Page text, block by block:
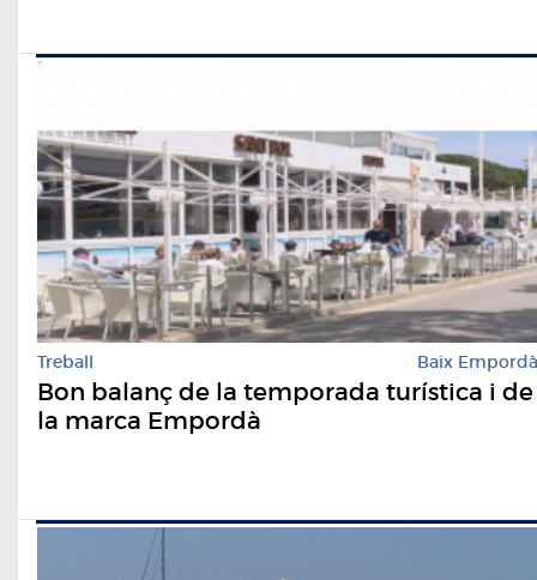
Treball Baix Empordà
Bon balanç de la temporada turística i de
la marca Empordà